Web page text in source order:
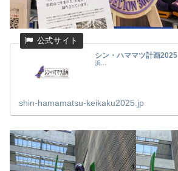
シン・ハママツ計画2025
浜...
shin-hamamatsu-keikaku2025.jp